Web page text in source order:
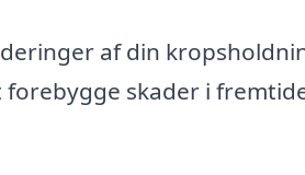
af din
skader i